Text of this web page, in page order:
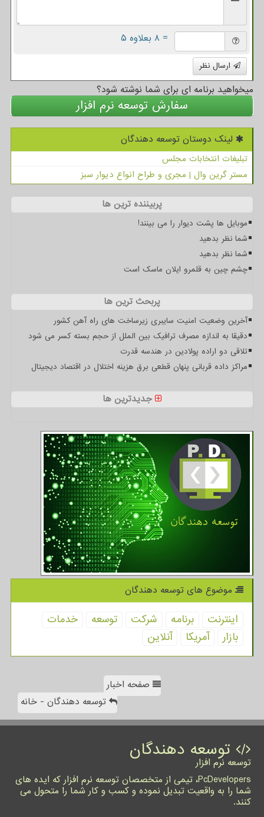
= ۸ بعلاوه ۵
ارسال نظر
میخواهید برنامه ای برای شما نوشته شود؟
سفارش توسعه نرم افزار
لینک دوستان توسعه دهندگان
تبلیغات انتخابات مجلس
مستر گرین وال | مجری و طراح انواع دیوار سبز
پربیننده ترین ها
موبایل ها پشت دیوار را می بینند!
شما نظر بدهید
شما نظر بدهید
چشم چین به قلمرو ایلان ماسک است
پربحث ترین ها
آخرین وضعیت امنیت سایبری زیرساخت های راه آهن کشور
دقیقا به اندازه مصرف ترافیک بین الملل از حجم بسته کسر می شود
تلاقی دو اراده پولادین در هندسه قدرت
مراکز داده قربانی پنهان قطعی برق هزینه اختلال در اقتصاد دیجیتال
جدیدترین ها
موضوع های توسعه دهندگان
اینترنت برنامه شركت توسعه
خدمات
بازار
آمریكا آنلاین
صفحه اخبار
توسعه دهندگان - خانه
توسعه دهندگان
توسعه نرم افزار
PcDevelopers، تیمی از متخصصان توسعه نرم افزار که ایده های
شما را به واقعیت تبدیل نموده و کسب و کار شما را متحول می
کنند.